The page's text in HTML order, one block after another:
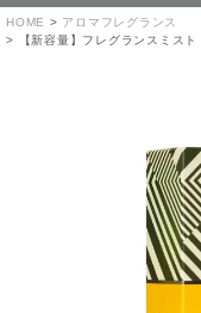
HOME
アロマフレグランス
【新容量】フレグランスミス